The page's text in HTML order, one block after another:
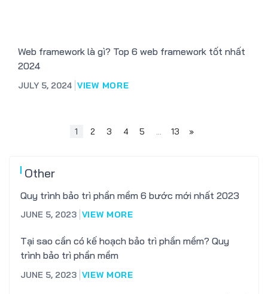
Web framework là gì? Top 6 web framework tốt nhất
2024
JULY 5, 2024 VIEW MORE
1 2 3 4 5 … 13 »
Other
Quy trình bảo trì phần mềm 6 bước mới nhất 2023
JUNE 5, 2023 VIEW MORE
Tại sao cần có kế hoạch bảo trì phần mềm? Quy
trình bảo trì phần mềm
JUNE 5, 2023 VIEW MORE